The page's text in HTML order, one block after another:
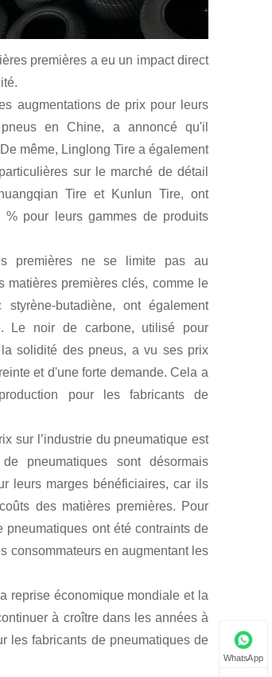
premières a eu un impact direct
augmentations de prix pour leurs
en Chine, a annoncé qu'il
même, Linglong Tire a également
sur le marché de détail
Tire et Kunlun Tire, ont
pour leurs gammes de produits
premières ne se limite pas au
matières premières clés, comme le
butadiène, ont également
Le noir de carbone, utilisé pour
solidité des pneus, a vu ses prix
et d'une forte demande. Cela a
pour les fabricants de
sur l’industrie du pneumatique est
pneumatiques sont désormais
leurs marges bénéficiaires, car ils
des matières premières. Pour
pneumatiques ont été contraints de
consommateurs en augmentant les
reprise économique mondiale et la
à croître dans les années à
les fabricants de pneumatiques de
WhatsApp